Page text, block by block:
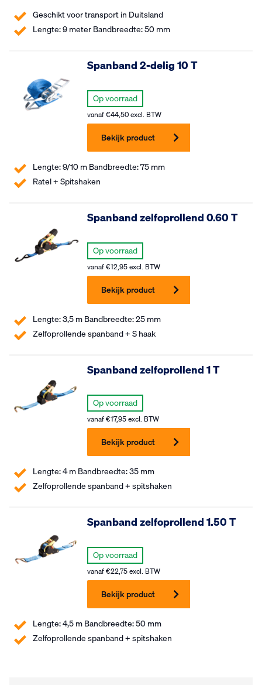
Geschikt voor transport in Duitsland
Lengte: 9 meter Bandbreedte: 50 mm
Lengte: 9/10 m Bandbreedte: 75 mm
Ratel + Spitshaken
Spanband 2-delig 10 T
Op voorraad
vanaf€44,50excl. BTW
Bekijk product
Lengte: 3,5 m Bandbreedte: 25 mm
Zelfoprollende spanband + S haak
Spanband zelfoprollend 0.60 T
Op voorraad
vanaf€12,95excl. BTW
Bekijk product
Lengte: 4 m Bandbreedte: 35 mm
Zelfoprollende spanband + spitshaken
Spanband zelfoprollend 1 T
Op voorraad
vanaf€17,95excl. BTW
Bekijk product
Lengte: 4,5 m Bandbreedte: 50 mm
Zelfoprollende spanband + spitshaken
Spanband zelfoprollend 1.50 T
Op voorraad
vanaf€22,75excl. BTW
Bekijk product